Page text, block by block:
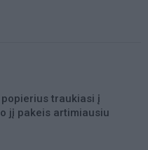
traukiasi į
jį pakeis artimiausiu